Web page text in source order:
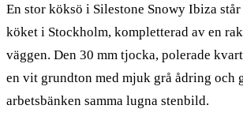
En stor köksö i Silestone Snowy Ibiza
köket i Stockholm, kompletterad av en
väggen. Den 30 mm tjocka, polerade
en vit grundton med mjuk grå ådring och
arbetsbänken samma lugna stenbild.